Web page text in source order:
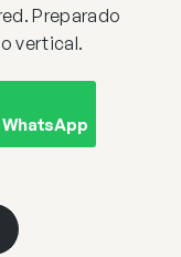
Preparado
vertical.
WhatsApp